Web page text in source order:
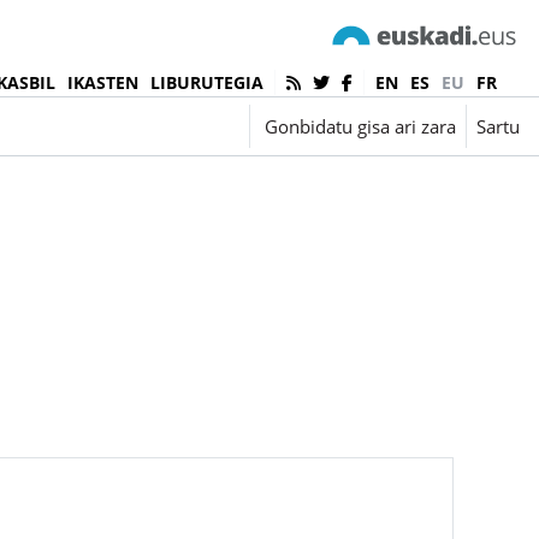
IKASTEN LIBURUTEGIA EN ES EU
FR
Gonbidatu gisa ari zara Sartu